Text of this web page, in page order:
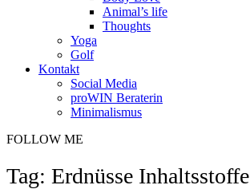
Animal’s life
Thoughts
Yoga
Golf
Kontakt
Social Media
proWIN Beraterin
Minimalismus
FOLLOW ME
Tag: Erdnüsse Inhaltsstoffe